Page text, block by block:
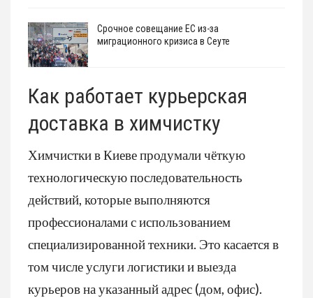
Срочное совещание ЕС из-за
миграционного кризиса в Сеуте
Как работает курьерская
доставка в химчистку
Химчистки в Киеве продумали чёткую
технологическую последовательность
действий, которые выполняются
профессионалами с использованием
специализированной техники. Это касается в
том числе услуги логистики и выезда
курьеров на указанный адрес (дом, офис).